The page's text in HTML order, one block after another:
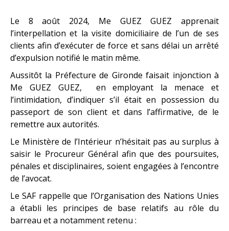
Le 8 août 2024, Me GUEZ GUEZ apprenait
l’interpellation et la visite domiciliaire de l’un de ses
clients afin d’exécuter de force et sans délai un arrêté
d’expulsion notifié le matin même.
Aussitôt la Préfecture de Gironde faisait injonction à
Me GUEZ GUEZ, en employant la menace et
l’intimidation, d’indiquer s’il était en possession du
passeport de son client et dans l’affirmative, de le
remettre aux autorités.
Le Ministère de l’Intérieur n’hésitait pas au surplus à
saisir le Procureur Général afin que des poursuites,
pénales et disciplinaires, soient engagées à l’encontre
de l’avocat.
Le SAF rappelle que l’Organisation des Nations Unies
a établi les principes de base relatifs au rôle du
barreau et a notamment retenu :